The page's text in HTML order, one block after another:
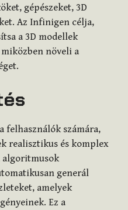
gépészeket, 3D
Az Infinigen célja,
a 3D modellek
növeli a
felhasználók számára,
realisztikus és komplex
algoritmusok
generál
amelyek
Ez a